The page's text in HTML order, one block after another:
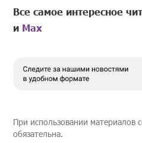
Все самое интересное
и Mах
При использовании материалов
обязательна.